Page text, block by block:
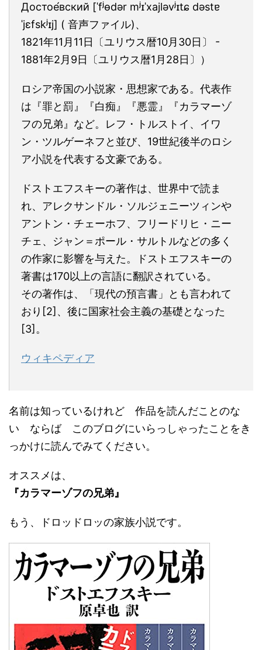
Достое́вский [ˈfʲɵdər mʲɪˈxajləvʲɪtɕ dəstɐ
ˈjɛfskʲɪj] ( 音声ファイル)、
1821年11月11日〔ユリウス暦10月30日〕 -
1881年2月9日〔ユリウス暦1月28日〕）
ロシア帝国の小説家・思想家である。代表作
は『罪と罰』『白痴』『悪霊』『カラマーゾ
フの兄弟』など。レフ・トルストイ、イワ
ン・ツルゲーネフと並び、19世紀後半のロシ
ア小説を代表する文豪である。
ドストエフスキーの著作は、世界中で読ま
れ、アレクサンドル・ソルジェニーツィンや
アントン・チェーホフ、フリードリヒ・ニー
チェ、ジャン＝ポール・サルトルなどの多く
の作家に影響を与えた。ドストエフスキーの
著書は170以上の言語に翻訳されている。
その著作は、「現代の預言書」とも言われて
おり[2]、後に国家社会主義の基礎となった
[3]。
ウィキペディア
名前は知っているけれど 作品を読んだことのな
い ならば このブログにいらっしゃったことをき
っかけに読んでみてください。
オススメは、
『カラマーゾフの兄弟』
もう、ドロッドロッの家族小説です。